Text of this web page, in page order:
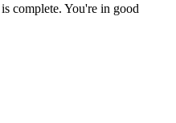
complete. You're in good